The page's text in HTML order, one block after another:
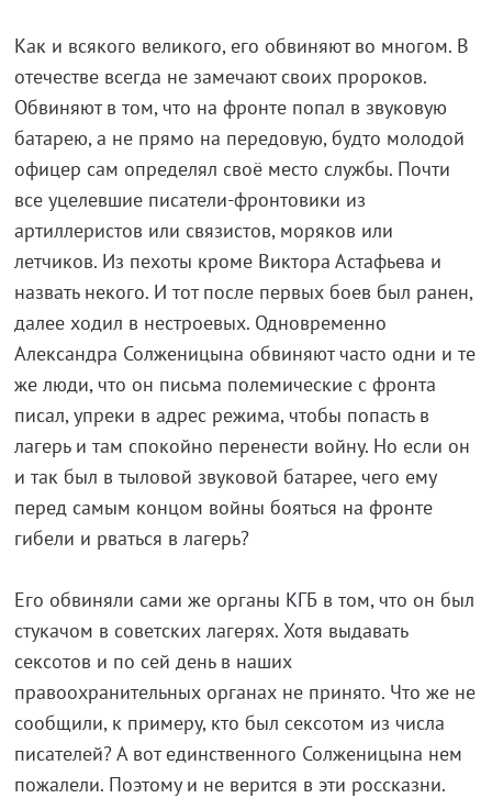
Как и всякого великого, его обвиняют во многом. В
отечестве всегда не замечают своих пророков.
Обвиняют в том, что на фронте попал в звуковую
батарею, а не прямо на передовую, будто молодой
офицер сам определял своё место службы. Почти
все уцелевшие писатели-фронтовики из
артиллеристов или связистов, моряков или
летчиков. Из пехоты кроме Виктора Астафьева и
назвать некого. И тот после первых боев был ранен,
далее ходил в нестроевых. Одновременно
Александра Солженицына обвиняют часто одни и те
же люди, что он письма полемические с фронта
писал, упреки в адрес режима, чтобы попасть в
лагерь и там спокойно перенести войну. Но если он
и так был в тыловой звуковой батарее, чего ему
перед самым концом войны бояться на фронте
гибели и рваться в лагерь?
Его обвиняли сами же органы КГБ в том, что он был
стукачом в советских лагерях. Хотя выдавать
сексотов и по сей день в наших
правоохранительных органах не принято. Что же не
сообщили, к примеру, кто был сексотом из числа
писателей? А вот единственного Солженицына нем
пожалели. Поэтому и не верится в эти россказни.